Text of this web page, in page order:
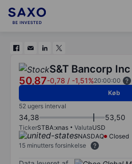
S&T Bancorp Inc
50,87-0,78 / -1,51%20:00:00
Køb
52 ugers interval
34,38 53,50
TickerSTBA:xnas ValutaUSD
NASDAQ
Closed
15 minutters forsinkelse